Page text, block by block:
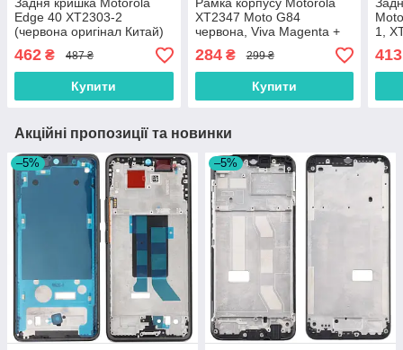
Задня кришка Motorola
Edge 40 XT2303-2
(червона оригінал Китай)
462 ₴ 487 ₴
Купити
Рамка корпусу Motorola
XT2347 Moto G84
червона, Viva Magenta +
скло камери
284₴ 299 ₴
Купити
1,
413
Акційні пропозиції та новинки
–5% –5%